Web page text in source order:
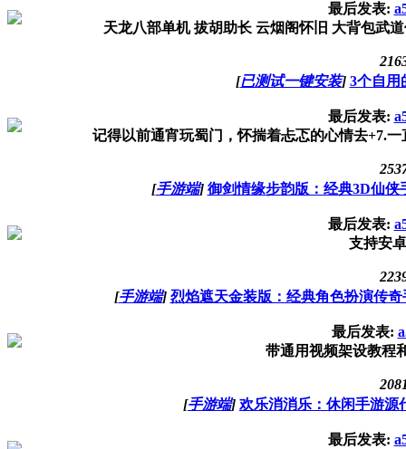
最后发表:
天龙八部单机 拔胡助长 云烟阁怀旧 大背包武
[已测试一键安装] 3个自用
最后发表:
记得以前通宵玩蜀门，怀揣着忐忑的心情去+7.
[手游端] 御剑情缘步韵版：经典3D仙
最后发表:
支持安
[手游端] 烈焰遮天金装版：经典角色扮演传
最后发表:
带通用视频架设教程
[手游端] 欢乐消消乐：休闲手游源
最后发表: